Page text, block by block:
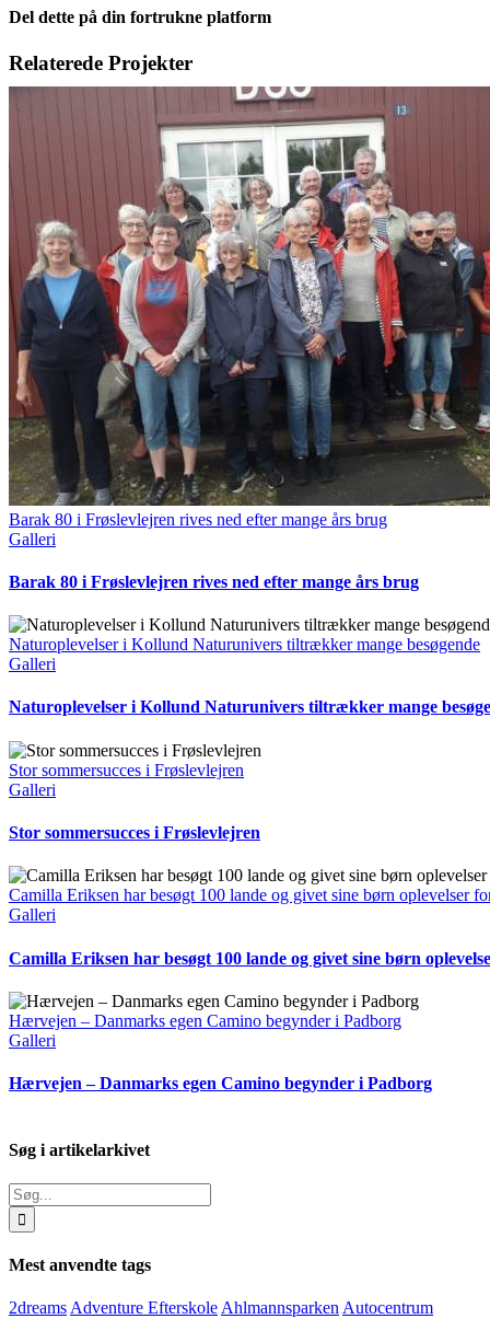
Del dette på din fortrukne platform
Facebook
X
LinkedIn
E-
Relaterede Projekter
Barak 80 i Frøslevlejren rives ned efter mange års brug
Galleri
Barak 80 i Frøslevlejren rives ned efter mange års brug
Naturoplevelser i Kollund Naturunivers tiltrækker mange besøgende
Galleri
Naturoplevelser i Kollund Naturunivers tiltrækker mange
Stor sommersucces i Frøslevlejren
Galleri
Stor sommersucces i Frøslevlejren
Camilla Eriksen har besøgt 100 lande og givet sine børn oplevelser
Galleri
Camilla Eriksen har besøgt 100 lande og givet sine børn
Hærvejen – Danmarks egen Camino begynder i Padborg
Galleri
Hærvejen – Danmarks egen Camino begynder i Padborg
Søg i artikelarkivet
Søg
efter:
Mest anvendte tags
2dreamsAdventure EfterskoleAhlmannsparkenAutocentrum